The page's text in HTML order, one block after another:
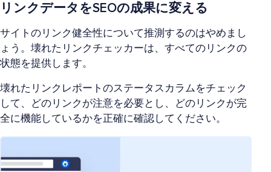
リンクデータをSEOの成果に変える
サイトのリンク健全性について推測するのはやめまし
ょう。壊れたリンクチェッカーは、すべてのリンクの
状態を提供します。
壊れたリンクレポートのステータスカラムをチェック
して、どのリンクが注意を必要とし、どのリンクが完
全に機能しているかを正確に確認してください。